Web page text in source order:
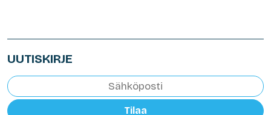
UUTISKIRJE
Tilaa